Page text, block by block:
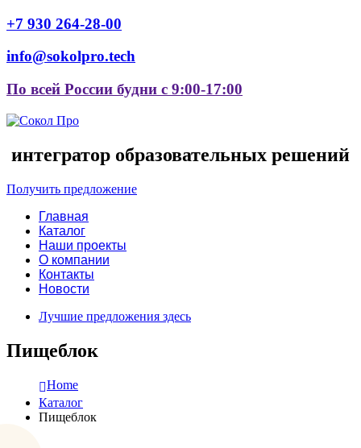
+7 930 264-28-00
info@sokolpro.tech
По всей России будни с 9:00-17:00
интегратор образовательных решений
Получить предложение
Главная
Каталог
Наши проекты
О компании
Контакты
Новости
Лучшие предложения здесь
Пищеблок
Home
Каталог
Пищеблок